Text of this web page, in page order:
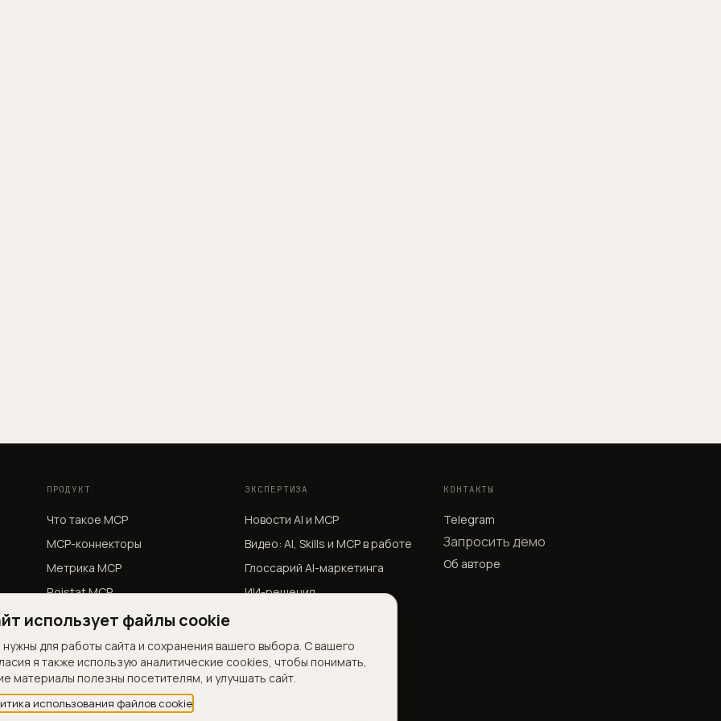
ПРОДУКТ
Что такое MCP
MCP-коннекторы
Метрика MCP
Roistat MCP
Сценарии
Коннекторы
Безопасность
Стоимость
ЭКСПЕРТИЗА
Новости AI и MCP
Видео: AI, Skills и MCP в работе
Глоссарий AI-маркетинга
ИИ-решения
Подкаст на Яндекс Музике
Яндекс Дзен
КОНТАКТЫ
Telegram
Запросить демо
Об авторе
использует файлы cookie
для работы сайта и сохранения вашего выбора. С вашего
я также использую аналитические cookies, чтобы понимать,
материалы полезны посетителям, и улучшать сайт.
использования файлов cookie